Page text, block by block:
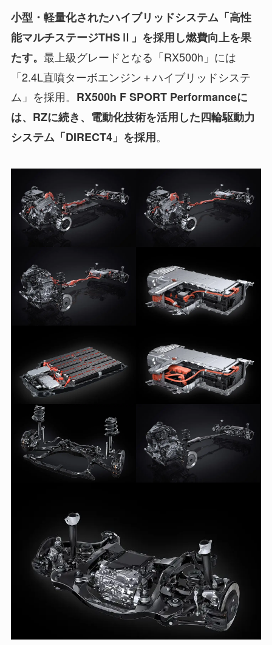
小型・軽量化されたハイブリッドシステム「高性
能マルチステージTHSⅡ」を採用し燃費向上を果
たす。 最上級グレードとなる「RX500h」には
「2.4L直噴ターボエンジン＋ハイブリッドシステ
ム」を採用。 RX500h F SPORT Performanceに
は、RZに続き、電動化技術を活用した四輪駆動力
システム「DIRECT4」を採用。